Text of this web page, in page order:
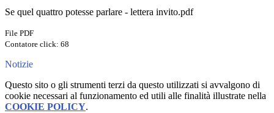
Se quel quattro potesse parlare - lettera invito.pdf
File PDF
Contatore click: 68
Notizie
Questo sito o gli strumenti terzi da questo utilizzati si avvalgono di
cookie necessari al funzionamento ed utili alle finalità illustrate nella
COOKIE POLICY.